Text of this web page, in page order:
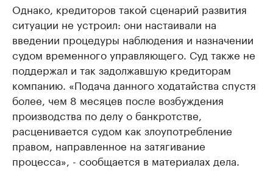
Однако, кредиторов такой сценарий развития
ситуации не устроил: они настаивали на
введении процедуры наблюдения и назначении
судом временного управляющего. Суд также не
поддержал и так задолжавшую кредиторам
компанию. «Подача данного ходатайства спустя
более, чем 8 месяцев после возбуждения
производства по делу о банкротстве,
расценивается судом как злоупотребление
правом, направленное на затягивание
процесса», - сообщается в материалах дела.